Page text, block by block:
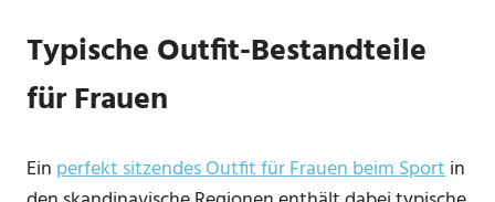
Typische Outfit-Bestandteile
für Frauen
Ein perfekt sitzendes Outfit für Frauen beim Sportin